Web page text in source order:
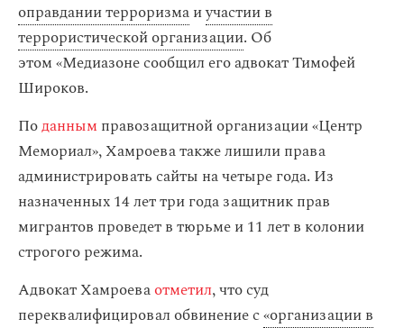
оправдании терроризмаиучастии в
террористической организации. Об
этом «Медиазоне сообщил его адвокат Тимофей
Широков.
Поданным правозащитной организации «Центр
Мемориал», Хамроева также лишили права
администрировать сайты на четыре года. Из
назначенных 14 лет три года защитник прав
мигрантов проведет в тюрьме и 11 лет в колонии
строгого режима.
Адвокат Хамроеваотметил, что суд
переквалифицировал обвинение с«организации в